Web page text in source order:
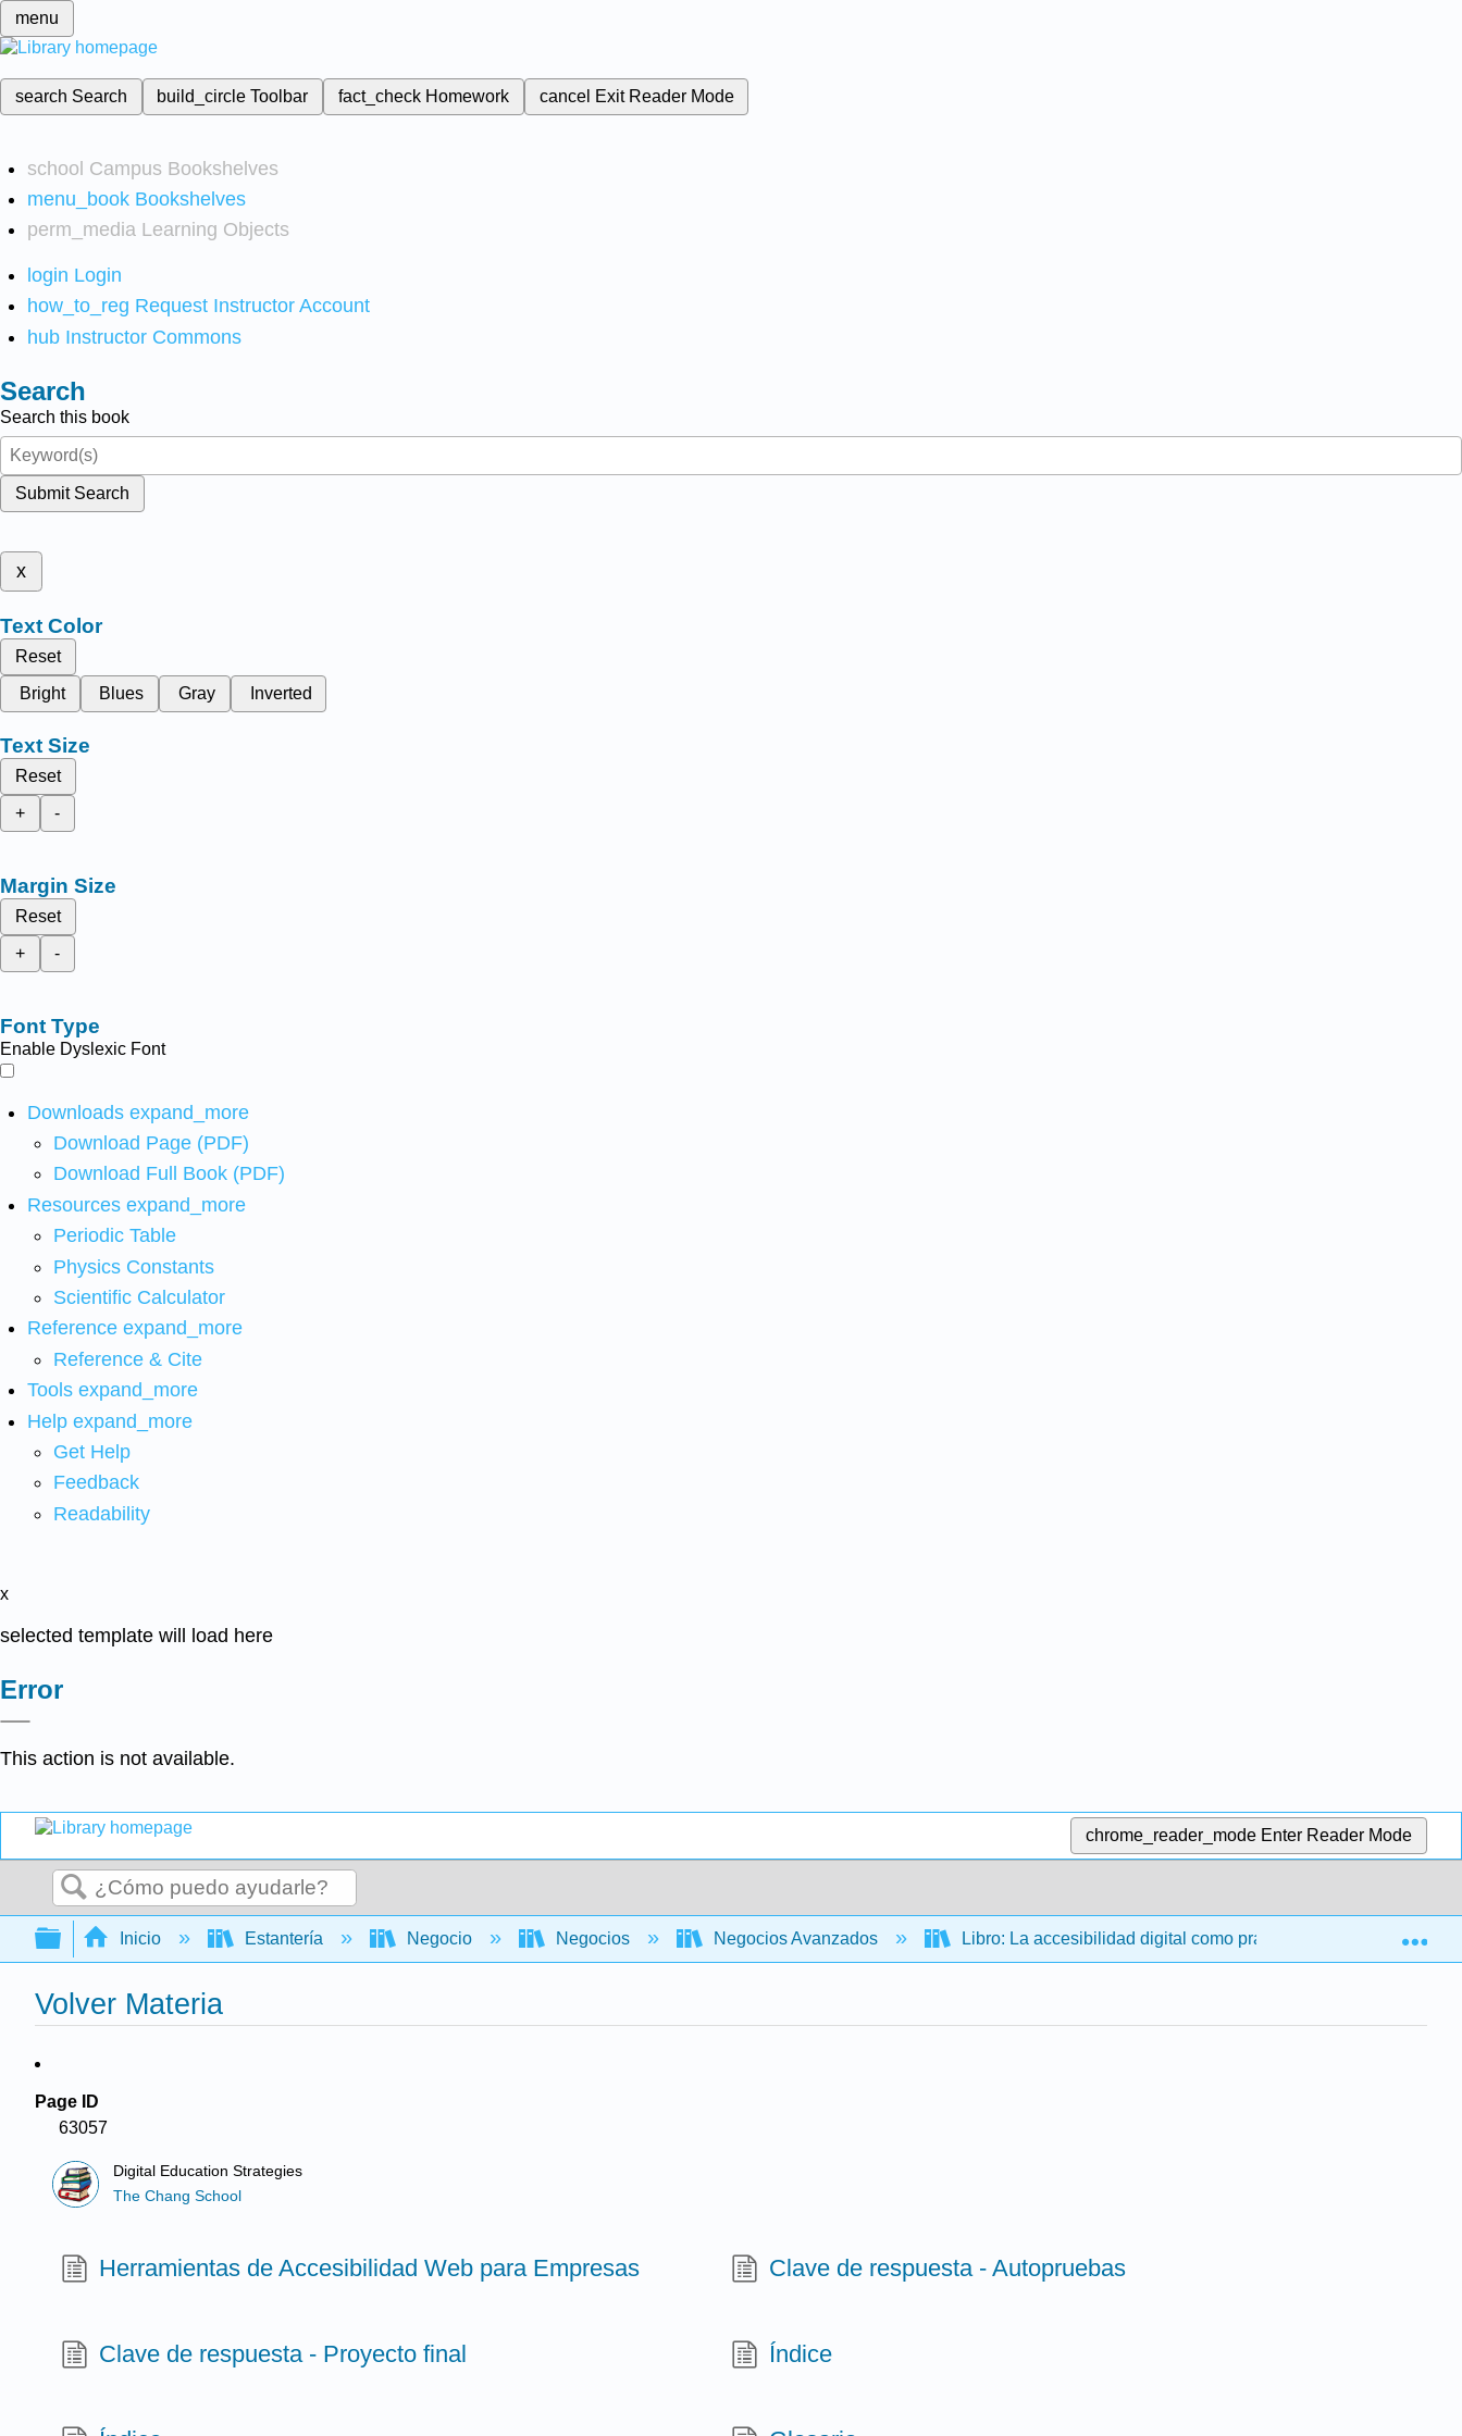
menu
search Search build_circleToolbar fact_check Homework cancel Exit Reader Mode
school Campus Bookshelves
menu_book Bookshelves
perm_media Learning Objects
login Login
how_to_reg Request Instructor Account
hub Instructor Commons
Search
Search this book
Submit Search
x
Text Color
Reset
Bright
Blues Gray Inverted
Text Size
Reset
+
-
Margin Size
Reset
+
-
Font Type
Enable Dyslexic Font
Downloads expand_more
Download Page (PDF)
Download Full Book (PDF)
Resources expand_more
Periodic Table
Physics Constants
Scientific Calculator
Reference expand_more
Reference & Cite
Tools expand_more
Help expand_more
Get Help
Feedback
Readability
x
selected template will load here
Error
This action is not available.
chrome_reader_mode Enter Reader Mode
Buscar
Expandir/contraer jerarquía global
Inicio Estantería Negocio Negocios Negocios Avanzados Libro: La accesibilidad digital como práctica de negocios
Volver Materia
Page ID
63057
Digital Education Strategies
The Chang School
Herramientas de Accesibilidad Web para Empresas Clave de respuesta - Autopruebas
Clave de respuesta - Proyecto final Índice